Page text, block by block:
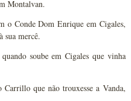
Montalvan.
o Conde Dom Enrique em Cigales,
sua mercê.
soube em Cigales que vinha
que não trouxesse a Vanda,